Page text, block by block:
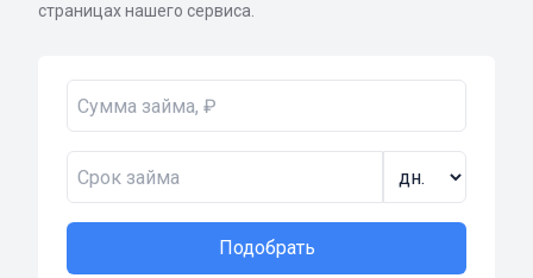
страницах нашего сервиса.
Подобрать